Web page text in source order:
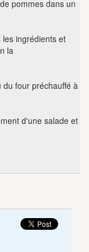
pommes dans un
ingrédients et
la
du four préchauffé à
d'une salade et